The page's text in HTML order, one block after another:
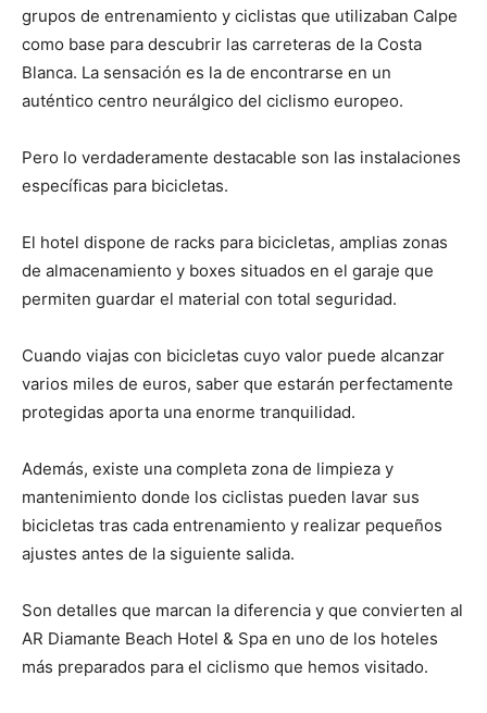
grupos de entrenamiento y ciclistas que utilizaban Calpe
como base para descubrir las carreteras de la Costa
Blanca. La sensación es la de encontrarse en un
auténtico centro neurálgico del ciclismo europeo.
Pero lo verdaderamente destacable son las instalaciones
específicas para bicicletas.
El hotel dispone de racks para bicicletas, amplias zonas
de almacenamiento y boxes situados en el garaje que
permiten guardar el material con total seguridad.
Cuando viajas con bicicletas cuyo valor puede alcanzar
varios miles de euros, saber que estarán perfectamente
protegidas aporta una enorme tranquilidad.
Además, existe una completa zona de limpieza y
mantenimiento donde los ciclistas pueden lavar sus
bicicletas tras cada entrenamiento y realizar pequeños
ajustes antes de la siguiente salida.
Son detalles que marcan la diferencia y que convierten al
AR Diamante Beach Hotel & Spa en uno de los hoteles
más preparados para el ciclismo que hemos visitado.